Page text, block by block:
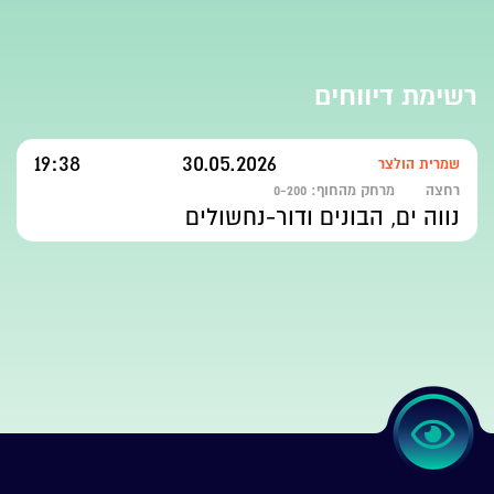
רשימת דיווחים
שמרית הולצר 30.05.2026
19:38
רחצה מרחק מהחוף: 0-200
נווה ים, הבונים ודור-נחשולים